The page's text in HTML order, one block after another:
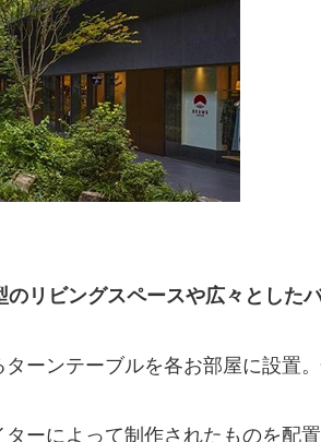
リビングスペースや広々とした
ーンテーブルを各お部屋に設置
ーによって制作されたものを配